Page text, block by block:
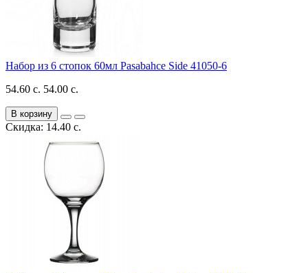
Набор из 6 стопок 60мл Pasabahce Side 41050-6
54.60 с. 54.00 с.
В корзину
Скидка: 14.40 с.